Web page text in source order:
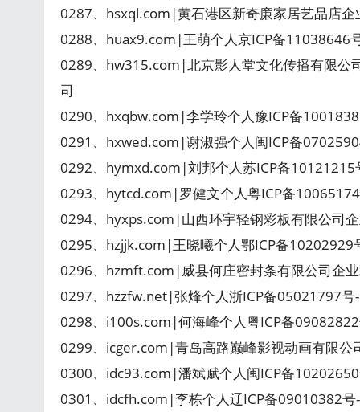
0287、hsxql.com|黄石港区新奇廉家居艺品店
0288、huax9.com|王萌个人京ICP备11038646
0289、hw315.com|北京影人堂文化传播有限公
司
0290、hxqbw.com|李学玲个人豫ICP备
0291、hxwed.com|谢淑强个人闽ICP备
0292、hymxd.com|刘邦个人苏ICP备10121215
0293、hytcd.com|罗健文个人粤ICP备
0294、hyxps.com|山西环宇轻钢彩板有限公司
0295、hzjjk.com|王晓曦个人鄂ICP备10202929
0296、hzmft.com|威县何庄密封条有限公司企
0297、hzzfw.net|张烽个人浙ICP备05021797
0298、i100s.com|何海峰个人粤ICP备
0299、icger.com|青岛高路巅峰影视动画有限公
0300、idc93.com|潘斌赋个人闽ICP备
0301、idcfh.com|李栋个人辽ICP备09010382号